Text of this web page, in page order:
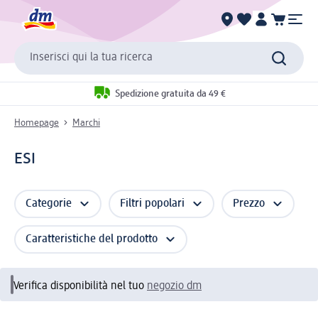
Inserisci qui la tua ricerca
Spedizione gratuita da 49 €
Homepage Marchi
ESI
Categorie Filtri popolari Prezzo
Caratteristiche del prodotto
Verifica disponibilità nel tuo negozio dm